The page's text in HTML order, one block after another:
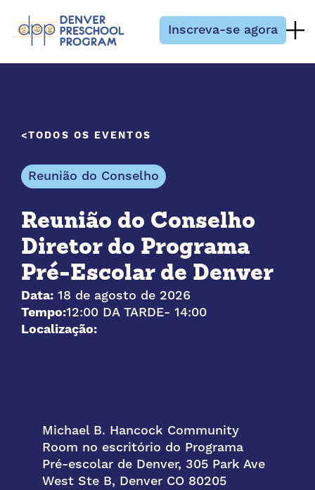
Inscreva-se agora
TODOS OS EVENTOS
Reunião do Conselho
Reunião do Conselho
Diretor do Programa
Pré-Escolar de Denver
Data: 18 de agosto de 2026
Tempo:12:00 DA TARDE- 14:00
Localização:
Michael B. Hancock Community
Room no escritório do Programa
Pré-escolar de Denver, 305 Park Ave
West Ste B, Denver CO 80205